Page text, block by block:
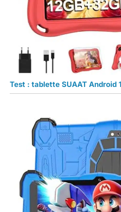
Test : tablette SUAAT Android